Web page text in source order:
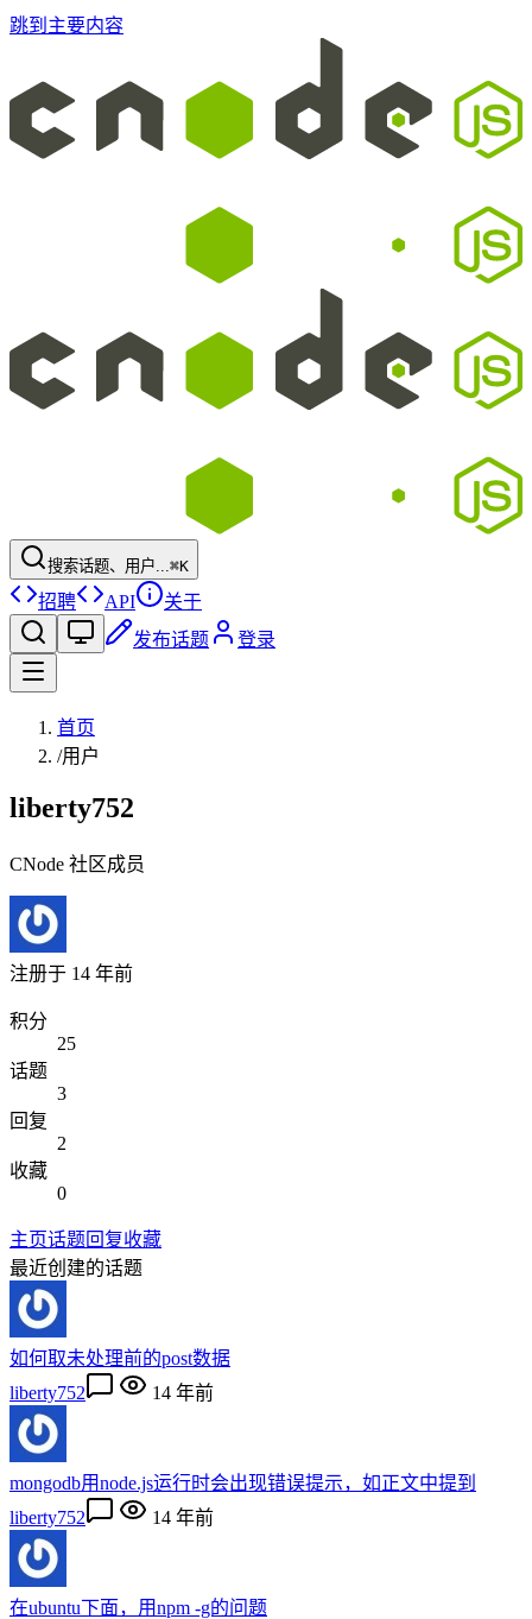
跳到主要内容
搜索话题、用户...⌘K
招聘 API
关于
发布话题
登录
首页
/用户
liberty752
CNode 社区成员
注册于 14 年前
积分
25
话题
3
回复
2
收藏
0
主页话题回复收藏
最近创建的话题
如何取未处理前的post数据
liberty752
14 年前
mongodb用node.js运行时会出现错误提示，如正文中提到
liberty752
14 年前
在ubuntu下面，用npm -g的问题